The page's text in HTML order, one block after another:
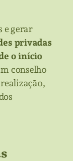
e gerar
privadas
o início
conselho